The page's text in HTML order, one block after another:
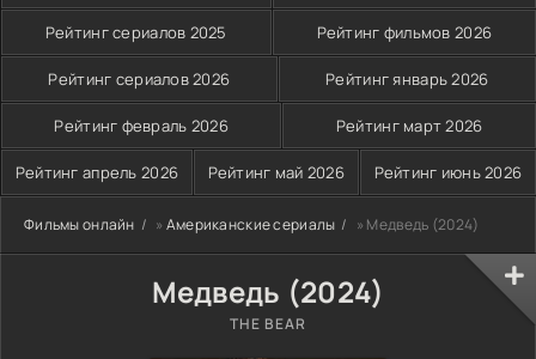
Рейтинг сериалов 2025 Рейтинг фильмов 2026
Рейтинг сериалов 2026 Рейтинг январь 2026
Рейтинг февраль 2026 Рейтинг март 2026
Рейтинг апрель 2026 Рейтинг май 2026 Рейтинг июнь 2026
Фильмы онлайн » Американские сериалы » Медведь (2024)
Медведь (2024)
THE BEAR